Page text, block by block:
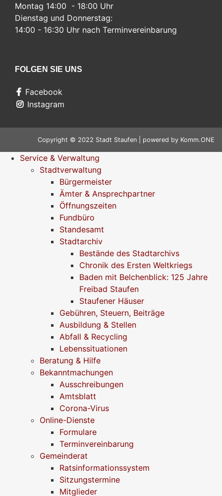
Montag 14:00 - 18:00 Uhr
Dienstag und Donnerstag:
14:00 - 16:30 Uhr nach Terminvereinbarung
FOLGEN SIE UNS
Facebook
Instagram
Copyright © 2022 Stadt Staufen | powered by Komm.ONE
Service & Verwaltung
Stadtverwaltung
Bürgermeister
Ämter & Ansprechpartner
Öffnungszeiten
Fundbüro
Standesamt
Stadtarchiv
Bestände des Stadtarchivs
Chronik des Ersten Weltkriegs
Baden mit Belchenblick: 125 Jahre
Freibad Staufen
Staufener Häuser
Gebühren, Steuern, Beiträge
Ausbildung & Stellen
Abfall & Recycling
Lebenssituationen
Beratung & Hilfe
Bekanntmachungen
Ausschreibungen
Amtsblatt
Corona-Virus
Online-Dienste
Formulare
Terminvereinbarung
Gemeinderat
Ratsinformationssystem
Sitzungstermine
Mitglieder